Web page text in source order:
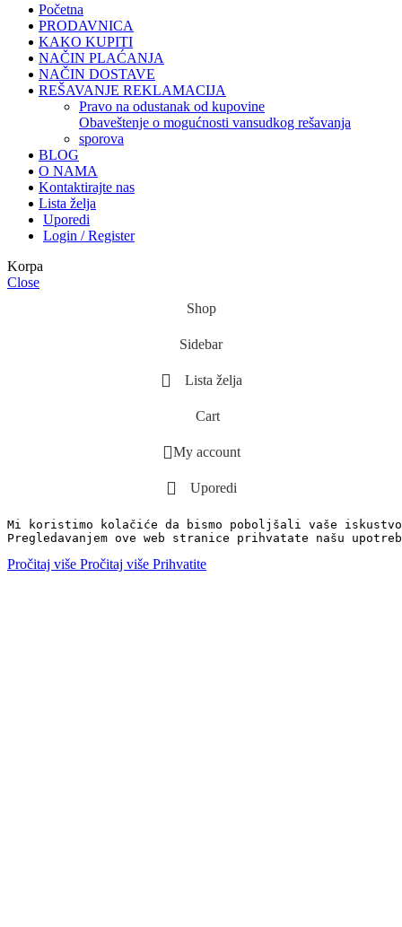
Početna
PRODAVNICA
KAKO KUPITI
NAČIN PLAĆANJA
NAČIN DOSTAVE
REŠAVANJE REKLAMACIJA
pravo na odustanak od kupovine
obaveštenje o mogućnosti vansudkog rešavanja
sporova
BLOG
O NAMA
Kontaktirajte nas
Lista želja
Uporedi
Login / Register
Korpa
Close
Shop
Sidebar
Lista želja
Cart
My account
Uporedi
Mi koristimo kolačiće da bismo poboljšali vaše
Pregledavanjem ove web stranice prihvatate našu
Pročitaj više Pročitaj više Prihvatite